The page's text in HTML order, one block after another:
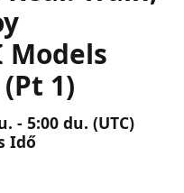
Models
1)
- 5:00 du. (UTC)
Idő